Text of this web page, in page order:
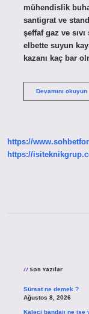
mühendislik
santigrat ve
şeffaf gaz ve
elbette suyun
kazanı kaç bar
Devamını okuyun6
https://
https://
Son Yazılar
Sürsat ne demek ?
Ağustos 8, 2026
Kaleci bandajı ne işe